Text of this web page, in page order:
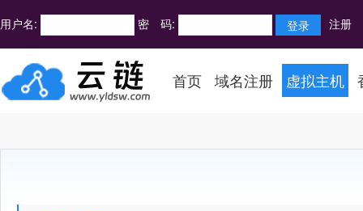
用户名: 密 码: 注册
首页 域名注册 虚拟主机